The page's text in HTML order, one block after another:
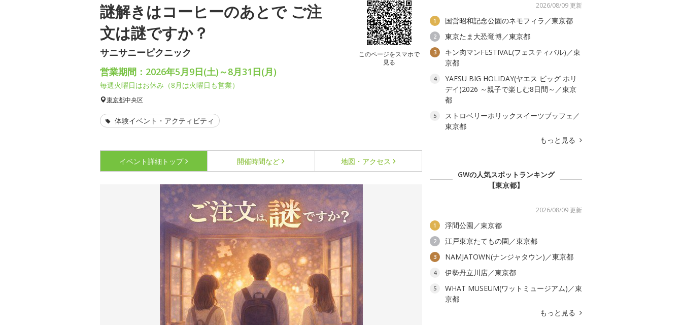
謎解きはコーヒーのあとで ご注
文は謎ですか？
サニサニーピクニック
このページをスマホで
見る
営業期間：2026年5月9日(土)～8月31日(月)
毎週火曜日はお休み（8月は火曜日も営業）
東京都中央区
体験イベント・アクティビティ
イベント詳細 トップ 開催時間など 地図・アクセス
2026/08/09 更新
1 国営昭和記念公園のネモフィラ／東京都
2 東京たま大恐竜博／東京都
3
キン肉マンFESTIVAL(フェスティバル)／東
京都
4
YAESU BIG HOLIDAY(ヤエス ビッグ ホリ
デイ)2026 ～親子で楽しむ8日間～／東京
都
5
ストロベリーホリックスイーツブッフェ／
東京都
もっと見る
GWの人気スポットランキング
【東京都】
2026/08/09 更新
1 浮間公園／東京都
2 江戸東京たてもの園／東京都
3 NAMJATOWN(ナンジャタウン)／東京都
4 伊勢丹立川店／東京都
5
WHAT MUSEUM(ワットミュージアム)／東
京都
もっと見る